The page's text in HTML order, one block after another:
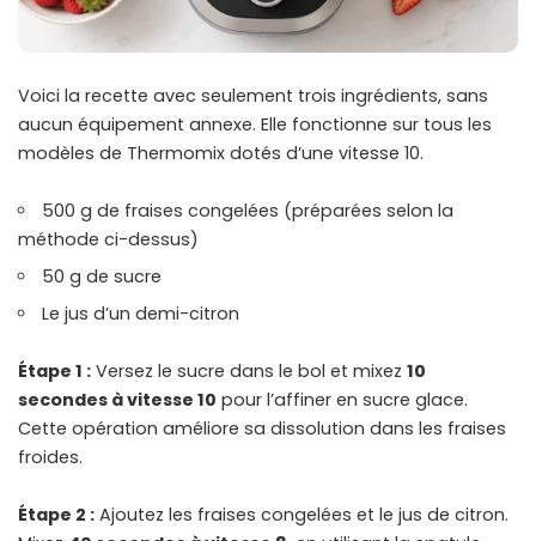
Voici la recette avec seulement trois ingrédients, sans
aucun équipement annexe. Elle fonctionne sur tous les
modèles de Thermomix dotés d’une vitesse 10.
500 g de fraises congelées (préparées selon la
méthode ci-dessus)
50 g de sucre
Le jus d’un demi-citron
Étape 1 : Versez le sucre dans le bol et mixez 10
secondes à vitesse 10 pour l’affiner en sucre glace.
Cette opération améliore sa dissolution dans les fraises
froides.
Étape 2 : Ajoutez les fraises congelées et le jus de citron.